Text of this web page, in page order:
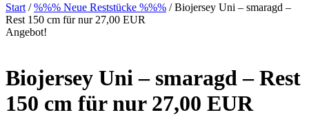
Start /%%% Neue Reststücke %%% / Biojersey Uni – smaragd –
Rest 150 cm für nur 27,00 EUR
Angebot!
Biojersey Uni – smaragd – Rest
150 cm für nur 27,00 EUR